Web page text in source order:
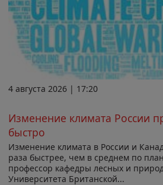
4 августа 2026 | 17:20
Изменение климата России
быстро
Изменение климата в России и
раза быстрее, чем в среднем по
профессор кафедры лесных и
Университета Британской...